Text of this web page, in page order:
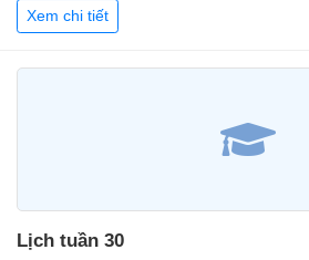
Xem chi tiết
Lịch tuần 30